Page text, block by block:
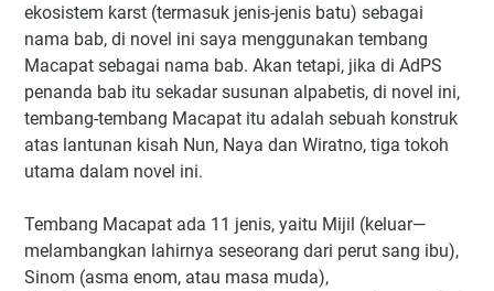
ekosistem karst (termasuk jenis-jenis batu) sebagai
nama bab, di novel ini saya menggunakan tembang
Macapat sebagai nama bab. Akan tetapi, jika di AdPS
penanda bab itu sekadar susunan alpabetis, di novel ini,
tembang-tembang Macapat itu adalah sebuah konstruk
atas lantunan kisah Nun, Naya dan Wiratno, tiga tokoh
utama dalam novel ini.
Tembang Macapat ada 11 jenis, yaitu Mijil (keluar—
melambangkan lahirnya seseorang dari perut sang ibu),
Sinom (asma enom, atau masa muda),